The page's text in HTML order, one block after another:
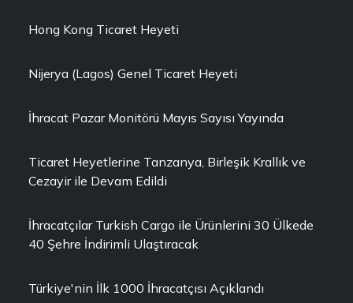
Hong Kong Ticaret Heyeti
Nijerya (Lagos) Genel Ticaret Heyeti
İhracat Pazar Monitörü Mayıs Sayısı Yayında
Ticaret Heyetlerine Tanzanya, Birleşik Krallık ve
Cezayir ile Devam Edildi
İhracatçılar Turkish Cargo ile Ürünlerini 30 Ülkede
40 Şehre İndirimli Ulaştıracak
Türkiye'nin İlk 1000 İhracatçısı Açıklandı